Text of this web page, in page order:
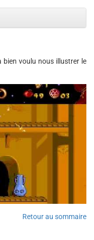
bien voulu nous illustrer le
Retour au sommaire